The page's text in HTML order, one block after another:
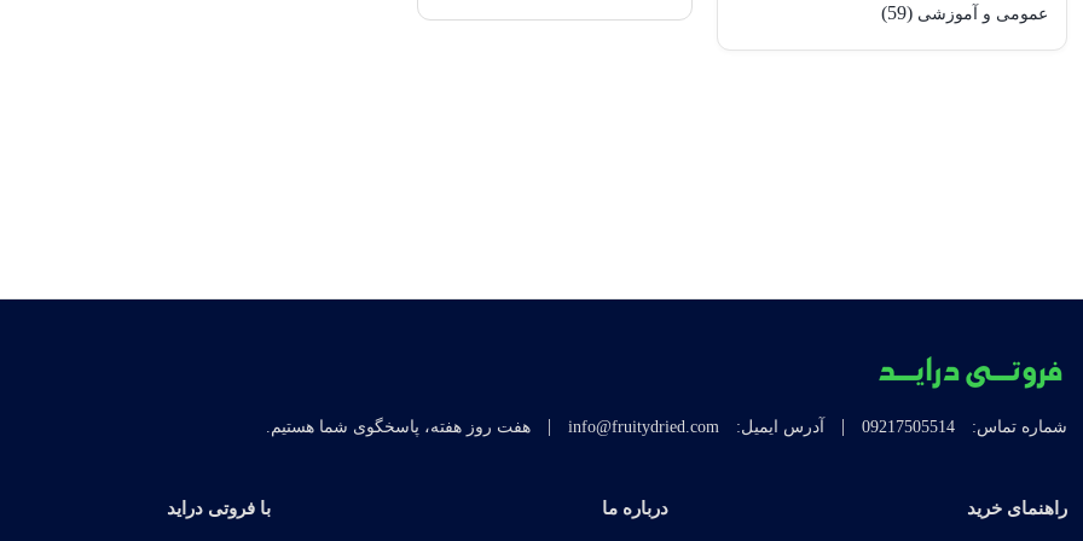
عمومی و آموزشی (59)
شماره تماس: 09217505514
| آدرس ایمیل: info@fruitydried.com
| هفت روز هفته، پاسخگوی شما هستیم.
راهنمای خرید درباره ما با فروتی دراید